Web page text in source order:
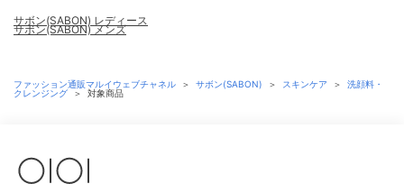
サボン(SABON) レディース
サボン(SABON) メンズ
ファッション通販マルイウェブチャネル ＞ サボン(SABON) ＞ スキンケア ＞
洗顔料・
クレンジング
＞ 対象商品